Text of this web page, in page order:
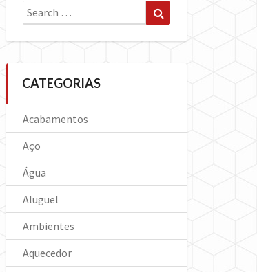
Search
for:
CATEGORIAS
Acabamentos
Aço
Água
Aluguel
Ambientes
Aquecedor